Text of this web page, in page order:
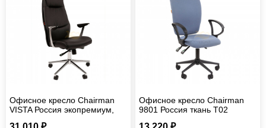
Офисное кресло Chairman
VISTA Россия экопремиум,
Офисное кресло Chairman
9801 Россия ткань T02